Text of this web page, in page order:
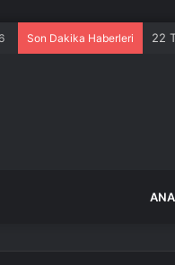
Son Dakika Haberleri 22